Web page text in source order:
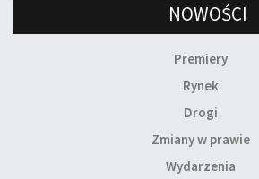
NOWOŚCI
Premiery
Rynek
Drogi
Zmiany w prawie
Wydarzenia